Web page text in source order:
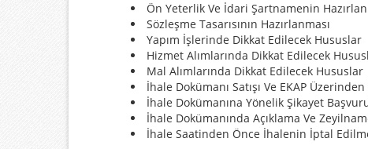
Ön Yeterlik Ve İdari Şartnamenin
Sözleşme Tasarısının Hazırlanması
Yapım İşlerinde Dikkat Edilecek Hususlar
Hizmet Alımlarında Dikkat Edilecek
Mal Alımlarında Dikkat Edilecek Hususlar
İhale Dokümanı Satışı Ve EKAP
İhale Dokümanına Yönelik Şikayet
İhale Dokümanında Açıklama Ve
İhale Saatinden Önce İhalenin İptal